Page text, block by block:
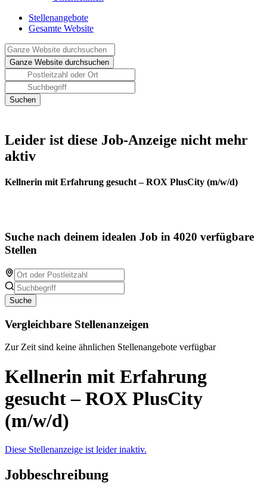
Stellenangebote
Gesamte Website
Leider ist diese Job-Anzeige nicht mehr
aktiv
Kellnerin mit Erfahrung gesucht – ROX PlusCity (m/w/d)
Suche nach deinem idealen Job in 4020 verfügbare
Stellen
Suche
Vergleichbare Stellenanzeigen
Zur Zeit sind keine ähnlichen Stellenangebote verfügbar
Kellnerin mit Erfahrung
gesucht – ROX PlusCity
(m/w/d)
Diese Stellenanzeige ist leider inaktiv.
Jobbeschreibung